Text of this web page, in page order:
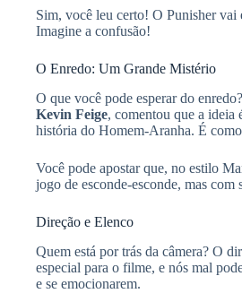
Sim, você leu certo! O Punisher vai
Imagine a confusão!
O Enredo: Um Grande Mistério
O que você pode esperar do
Kevin Feige, comentou que a ideia
história do Homem-Aranha. É
Você pode apostar que, no estilo
jogo de esconde-esconde, mas com
Direção e Elenco
Quem está por trás da câmera? O
especial para o filme, e nós mal
e se emocionarem.